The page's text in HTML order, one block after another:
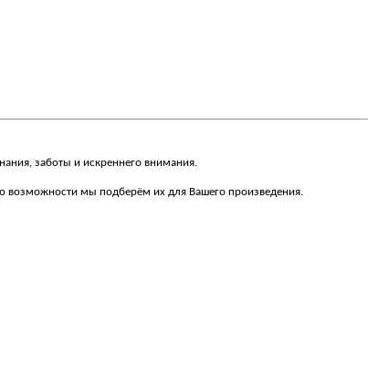
заботы и искреннего внимания.
возможности мы подберём их для Вашего произведения.